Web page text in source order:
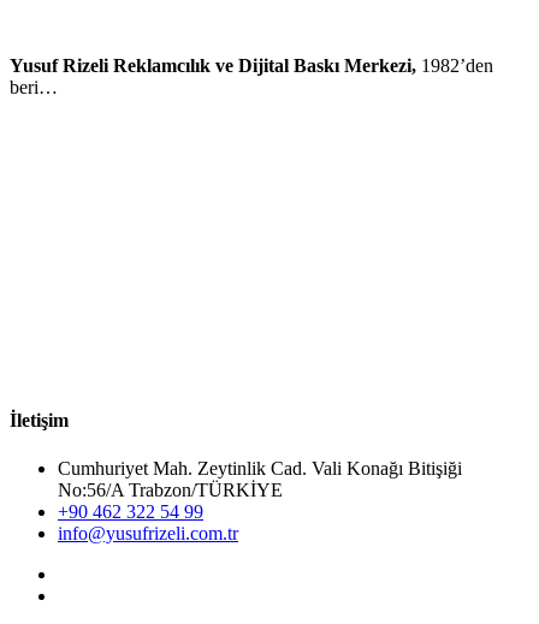
Yusuf Rizeli Reklamcılık ve Dijital Baskı Merkezi, 1982’den
beri…
İletişim
Cumhuriyet Mah. Zeytinlik Cad. Vali Konağı Bitişiği
No:56/A Trabzon/TÜRKİYE
+90 462 322 54 99
info@yusufrizeli.com.tr